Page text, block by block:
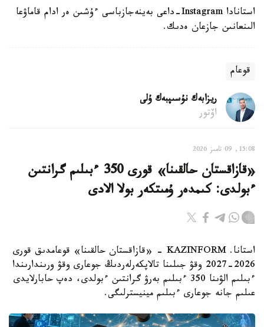
استانادا Instagram-داعى بەينەجازباسى ءۇشىن ەر ادام قاماۋعا
الىنعانىن جازعان ەدىك.
قوعام
ريزابەك نۇسىپبەك ۇلى
اۆتور
15:08, 09 تامىز 2026
«قازاقستان حالقىنا» قورى 350 ءبىلىم گرانتىن
ءبولدى: كىمدەر ۇمىتكەر بولا الادى
استانا. KAZINFORM - «قازاقستان حالقىنا» قوعامدىق قورى
2026-2027 وقۋ جىلىنا تالاپكەرلەردىڭ جوعارى وقۋ ورىندارىندا
ءبىلىم الۋىنا 350 ءبىلىم بەرۋ گرانتىن ءبولدى، دەپ حابارلايدى
عىلىم جانە جوعارى ءبىلىم مينيسترلىگى.